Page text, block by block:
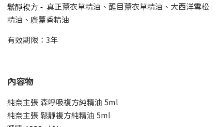
鬆靜複方- 真正薰衣草精油、醒目薰衣草精油、大西洋雪松
精油、廣藿香精油
有效期限：3年
內容物
純奈主張 森呼吸複方純精油 5ml
純奈主張 鬆靜複方純精油 5ml